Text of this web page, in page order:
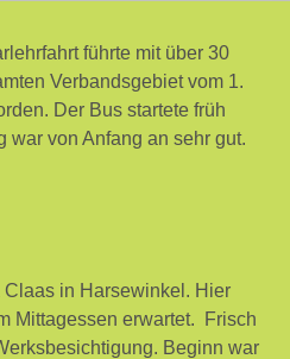
führte mit über 30
Verbandsgebiet vom 1.
Der Bus startete früh
war von Anfang an sehr gut.
in Harsewinkel. Hier
Mittagessen erwartet. Frisch
Beginn war